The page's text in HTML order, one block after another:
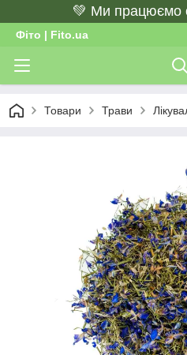
💚 Ми працюємо
Фіто | Fito.ua
Товари Трави